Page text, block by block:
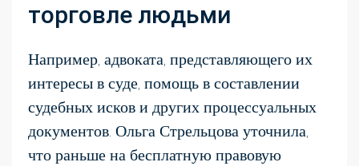
торговле людьми
Например, адвоката, представляющего их
интересы в суде, помощь в составлении
судебных исков и других процессуальных
документов. Ольга Стрельцова уточнила,
что раньше на бесплатную правовую